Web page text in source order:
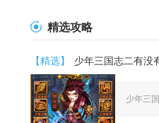
精选攻略
【精选】
少年三